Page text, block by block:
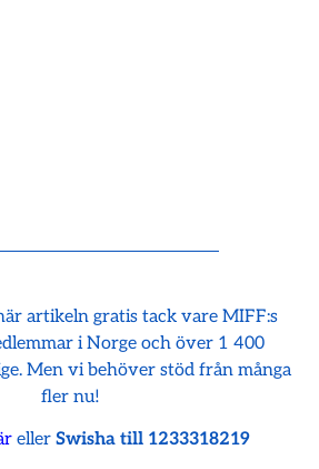
artikeln gratis tack vare MIFF:s
i Norge och över 1 400
Men vi behöver stöd från många
fler nu!
eller Swisha till 1233318219